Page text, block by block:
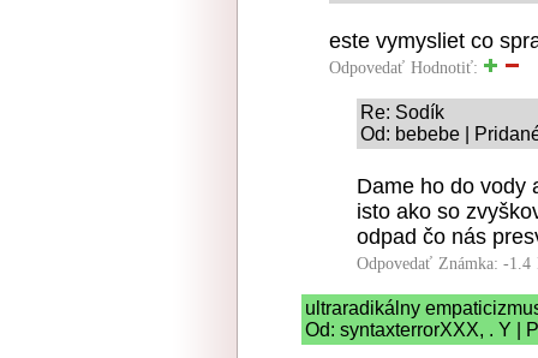
este vymysliet co
Odpovedať Hodnotiť:
Re: Sodík
Od: bebebe |
Dame ho do vody
isto ako so
odpad čo nás
Odpovedať Známka: -1.4
ultraradikálny
Od: syntaxterrorXXX, . Y |